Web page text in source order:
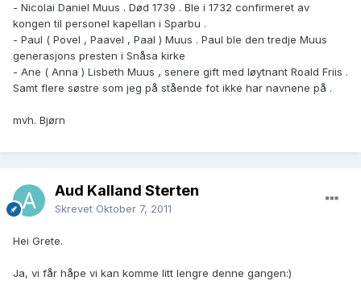
- Nicolai Daniel Muus . Død 1739 . Ble i 1732 confirmeret av
kongen til personel kapellan i Sparbu .
- Paul ( Povel , Paavel , Paal ) Muus . Paul ble den tredje Muus
generasjons presten i Snåsa kirke
- Ane ( Anna ) Lisbeth Muus , senere gift med løytnant Roald Friis .
Samt flere søstre som jeg på stående fot ikke har navnene på .
mvh. Bjørn
Aud Kalland Sterten
Skrevet Oktober 7, 2011
Hei Grete.
Ja, vi får håpe vi kan komme litt lengre denne gangen:)